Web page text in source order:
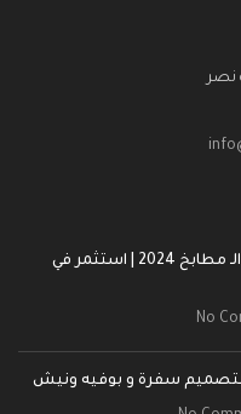
أفكار مبتكرة لتصميم الـ مطابخ 2024 | استثمر في
No